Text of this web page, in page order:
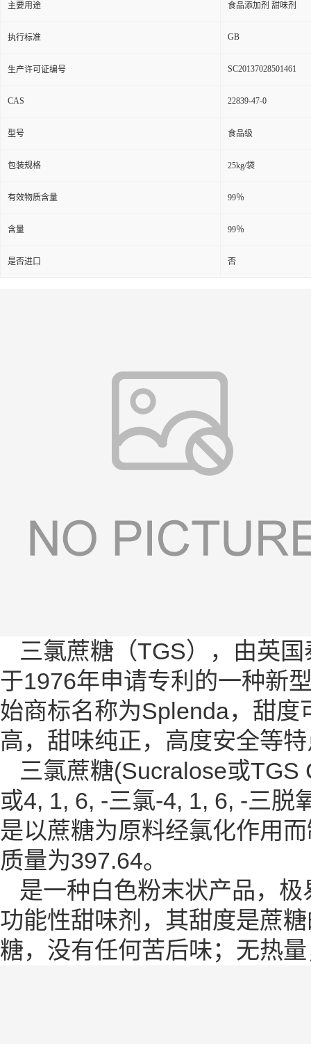
主要用途 食品添加剂 甜味剂
执行标准 GB
生产许可证编号 SC20137028501461
CAS 22839-47-0
型号 食品级
包装规格 25kg/袋
有效物质含量 99％
含量 99％
是否进口 否
三氯蔗糖（TGS），由英
于1976年申请专利的一种新
始商标名称为Splenda，甜
高，甜味纯正，高度安全等
三氯蔗糖(Sucralose或TGS
或4, 1, 6, -三氯-4, 1, 6, -三
是以蔗糖为原料经氯化作用
质量为397.64。
是一种白色粉末状产品，极
功能性甜味剂，其甜度是蔗
糖，没有任何苦后味；无热